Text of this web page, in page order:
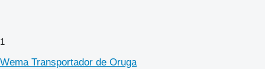
1
Wema Transportador de Oruga